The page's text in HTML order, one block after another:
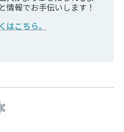
情報でお手伝いします！
はこちら。